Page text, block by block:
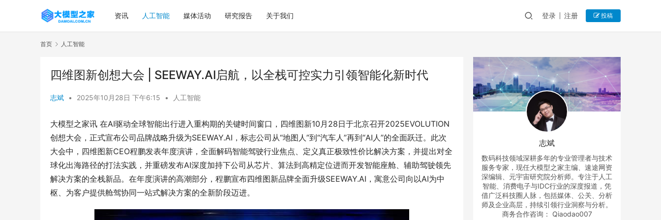
资讯 人工智能 媒体活动 研究报告 关于我们 登录 注册 投稿
首页 人工智能
四维图新创想大会 | SEEWAY.AI启航，以全栈可控实力引领智能化新时代
志斌 • 2025年10月28日 下午6:15 • 人工智能
大模型之家讯 在AI驱动全球智能出行进入重构期的关键时间窗口，四维图新10月28日于北京召开2025EVOLUTION
创想大会，正式宣布公司品牌战略升级为SEEWAY.AI，标志公司从“地图人”到“汽车人”再到“AI人”的全面跃迁。此次
大会中，四维图新CEO程鹏发表年度演讲，全面解码智能驾驶行业焦点、定义真正极致性价比解决方案，并提出对全
球化出海路径的打法实践，并重磅发布AI深度加持下公司从芯片、算法到高精定位进而开发智能座舱、辅助驾驶领先
解决方案的全栈新品。在年度演讲的高潮部分，程鹏宣布四维图新品牌全面升级SEEWAY.AI，寓意公司向以AI为中
枢、为客户提供舱驾协同一站式解决方案的全新阶段迈进。
志斌
数码科技领域深耕多年的专业管理者与技术
服务专家，现任大模型之家主编、速途网资
深编辑、元宇宙研究院分析师。专注于人工
智能、消费电子与IDC行业的深度报道，凭
借广泛科技圈人脉，包括媒体、公关、分析
师及企业高层，持续引领行业洞察与分析。
商务合作咨询： Qiaodao007